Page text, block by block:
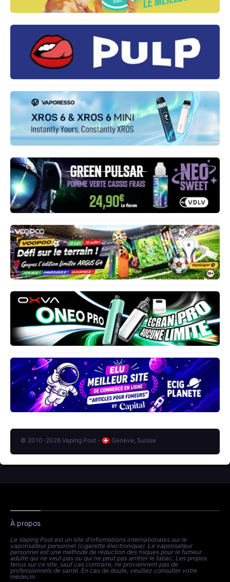
© 2010-2026 Vaping Post - Genève, Suisse
À propos
Le Vaping Post est un site d'informations internationales sur le
vaporisateur personnel (cigarette électronique). Le vaporisateur
personnel est une méthode de réduction des risques pour le fumeur
adulte qui ne veut pas ou qui ne peut pas arrêter le tabac. Les propos
tenus sur ce site, sauf cas contraire, ne proviennent pas de
professionnels de santé. En cas de doute, veuillez consulter votre
médecin.